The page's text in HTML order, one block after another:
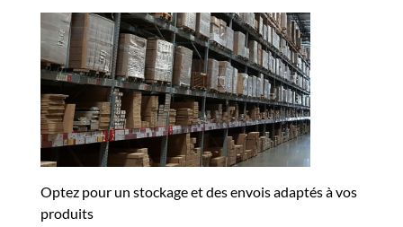
Optez pour un stockage et des envois adaptés à vos
produits